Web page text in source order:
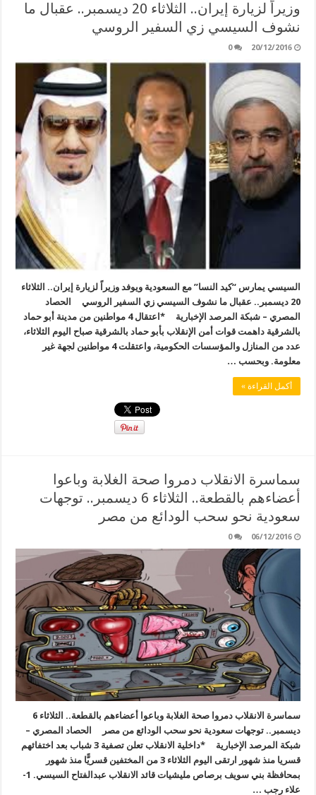
وزيراً لزيارة إيران.. الثلاثاء 20 ديسمبر.. عقبال ما
نشوف السيسي زي السفير الروسي
20/12/2016
0
السيسي يمارس “كيد النسا” مع السعودية ويوفد وزيراً لزيارة إيران.. الثلاثاء
20 ديسمبر.. عقبال ما نشوف السيسي زي السفير الروسي الحصاد
المصري – شبكة المرصد الإخبارية *اعتقال 4 مواطنين من مدينة أبو حماد
بالشرقية داهمت قوات أمن الإنقلاب بأبو حماد بالشرقية صباح اليوم الثلاثاء،
عدد من المنازل والمؤسسات الحكومية، واعتقلت 4 مواطنين لجهة غير
معلومة. وبحسب …
أكمل القراءة »
سماسرة الانقلاب دمروا صحة الغلابة وباعوا
أعضاءهم بالقطعة.. الثلاثاء 6 ديسمبر.. توجهات
سعودية نحو سحب الودائع من مصر
06/12/2016
0
سماسرة الانقلاب دمروا صحة الغلابة وباعوا أعضاءهم بالقطعة.. الثلاثاء 6
ديسمبر.. توجهات سعودية نحو سحب الودائع من مصر الحصاد المصري –
شبكة المرصد الإخبارية *داخلية الانقلاب تعلن تصفية 3 شباب بعد اختفائهم
قسريا منذ شهور ارتقى اليوم الثلاثاء 3 من المختفين قسريًّا منذ شهور
بمحافظة بني سويف برصاص مليشيات قائد الانقلاب عبدالفتاح السيسي. 1-
علاء رجب …